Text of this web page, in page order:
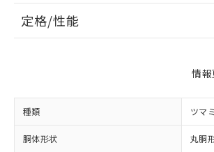
定格/性能
情
種類 ツマ
胴体形状 丸胴